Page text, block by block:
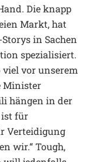
Die knapp
Markt, hat
in Sachen
spezialisiert.
viel vor unserem
Minister
hängen in der
ist für
Verteidigung
wir.“ Tough,